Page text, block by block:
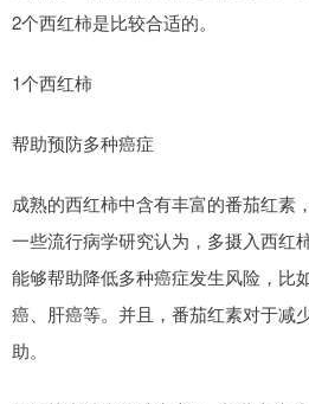
2个西红柿是比较合适的。
1个西红柿
帮助预防多种癌症
成熟的西红柿中含有丰富的番茄红素
一些流行病学研究认为，多摄入西红
能够帮助降低多种癌症发生风险，比
癌、肝癌等。并且，番茄红素对于减
助。